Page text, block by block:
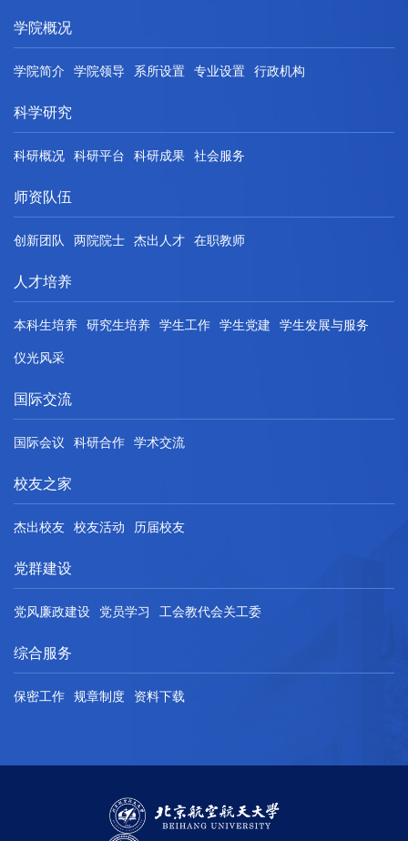
学院概况
学院简介 学院领导 系所设置 专业设置 行政机构
科学研究
科研概况 科研平台 科研成果 社会服务
师资队伍
创新团队 两院院士 杰出人才 在职教师
人才培养
本科生培养 研究生培养 学生工作 学生党建 学生发展与服务
仪光风采
国际交流
国际会议 科研合作 学术交流
校友之家
杰出校友 校友活动 历届校友
党群建设
党风廉政建设 党员学习 工会教代会关工委
综合服务
保密工作 规章制度 资料下载